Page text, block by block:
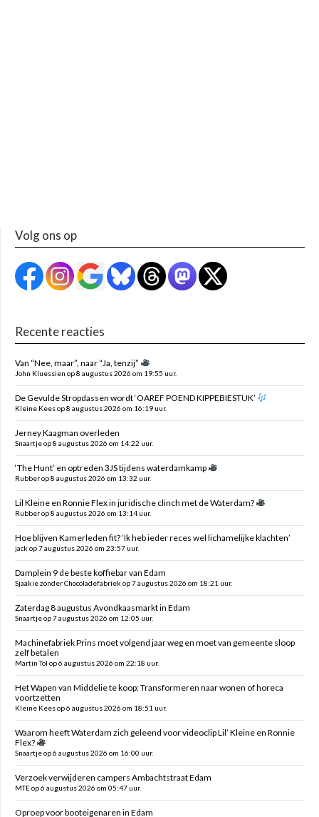
Volg ons op
Recente reacties
Van “Nee, maar”, naar “Ja, tenzij”
John Kluessien op 8 augustus 2026 om 19:55 uur.
De Gevulde Stropdassen wordt ‘OAREF POEND KIPPEBIESTUK’
Kleine Kees op 8 augustus 2026 om 16:19 uur.
Jerney Kaagman overleden
Snaartje op 8 augustus 2026 om 14:22 uur.
‘The Hunt’ en optreden 3JS tijdens waterdamkamp
Rubber op 8 augustus 2026 om 13:32 uur.
Lil Kleine en Ronnie Flex in juridische clinch met de Waterdam?
Rubber op 8 augustus 2026 om 13:14 uur.
Hoe blijven Kamerleden fit? ‘Ik heb ieder reces wel lichamelijke klachten’
jack op 7 augustus 2026 om 23:57 uur.
Damplein 9 de beste koffiebar van Edam
Sjaakie zonder Chocoladefabriek op 7 augustus 2026 om 18:21 uur.
Zaterdag 8 augustus Avondkaasmarkt in Edam
Snaartje op 7 augustus 2026 om 12:05 uur.
Machinefabriek Prins moet volgend jaar weg en moet van gemeente sloop
zelf betalen
Martin Tol op 6 augustus 2026 om 22:18 uur.
Het Wapen van Middelie te koop: Transformeren naar wonen of horeca
voortzetten
Kleine Kees op 6 augustus 2026 om 18:51 uur.
Waarom heeft Waterdam zich geleend voor videoclip Lil’ Kleine en Ronnie
Flex?
Snaartje op 6 augustus 2026 om 16:00 uur.
Verzoek verwijderen campers Ambachtstraat Edam
MTE op 6 augustus 2026 om 05:47 uur.
Oproep voor booteigenaren in Edam